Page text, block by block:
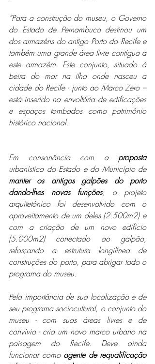
“Para a construção do museu, o Governo
do Estado de Pernambuco destinou um
dos armazéns do antigo Porto do Recife e
também uma grande área livre contígua a
este armazém. Este conjunto, situado à
beira do mar na ilha onde nasceu a
cidade do Recife - junto ao Marco Zero –
está inserido na envoltória de edificações
e espaços tombados como patrimônio
histórico nacional.
Em consonância com a proposta
urbanística do Estado e do Município de
manter os antigos galpões do porto
dando-lhes novas funções, o projeto
arquitetônico foi desenvolvido com o
aproveitamento de um deles (2.500m2) e
com a criação de um novo edifício
(5.000m2) conectado ao galpão,
reforçando a estrutura longilínea de
construções do porto, para abrigar todo o
programa do museu.
Pela importância de sua localização e de
seu programa sociocultural, o conjunto do
museu - com suas áreas livres e de
convívio - cria um novo marco urbano na
paisagem do Recife. Deve ainda
funcionar como agente de requalificação